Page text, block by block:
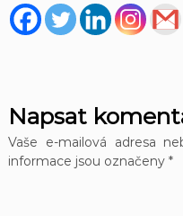
Napsat
Vaše e-mailová adresa
informace jsou označeny *